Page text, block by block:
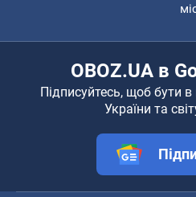
OBOZ.UA в
Підписуйтесь, щоб бути в
України та